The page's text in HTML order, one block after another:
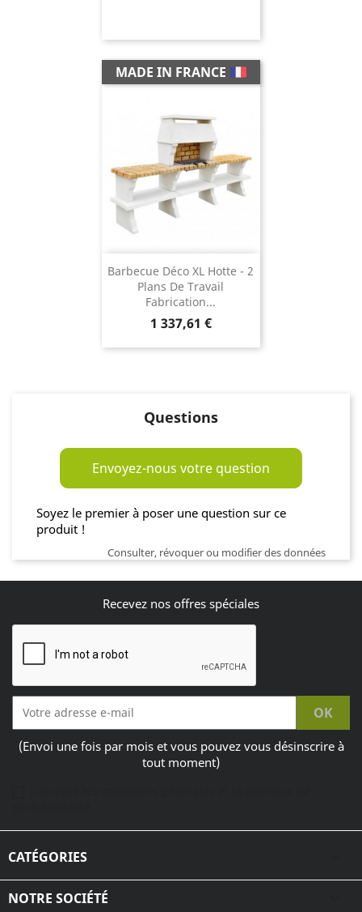
Barbecue Déco XL Hotte - 2
Plans De Travail
Fabrication...
Prix
1 337,61 €
MADE IN FRANCE
Questions
Envoyez-nous votre question
Soyez le premier à poser une question sur ce
produit !
Consulter, révoquer ou modifier des données
Recevez nos offres spéciales
(Envoi une fois par mois et vous pouvez vous désinscrire à
tout moment)
CATÉGORIES
NOTRE SOCIÉTÉ